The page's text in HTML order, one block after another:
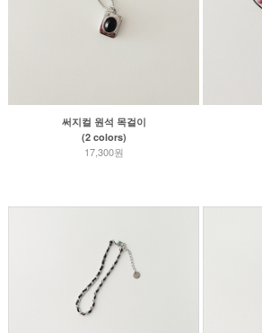
써지컬 원석 목걸이
(2 colors)
17,300원